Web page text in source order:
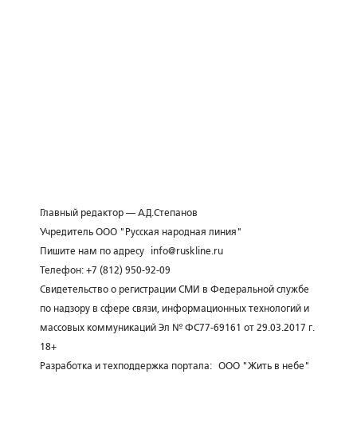
Главный редактор — А.Д.Степанов
Учредитель ООО "Русская народная линия"
Пишите нам по адресу
info@ruskline.ru
Телефон: +7 (812) 950-92-09
Свидетельство о регистрации СМИ в Федеральной службе
по надзору в сфере связи, информационных технологий и
массовых коммуникаций Эл № ФС77-69161 от 29.03.2017 г.
18+
Разработка и техподдержка портала: ООО "Жить в небе"